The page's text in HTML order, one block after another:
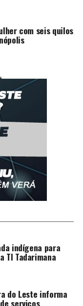
com seis quilos
indígena para
TI Tadarimana
do Leste informa
serviços